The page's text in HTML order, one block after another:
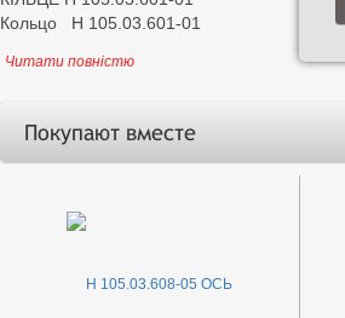
Кольцо Н 105.03.601-01
Читати повністю
Покупают вместе